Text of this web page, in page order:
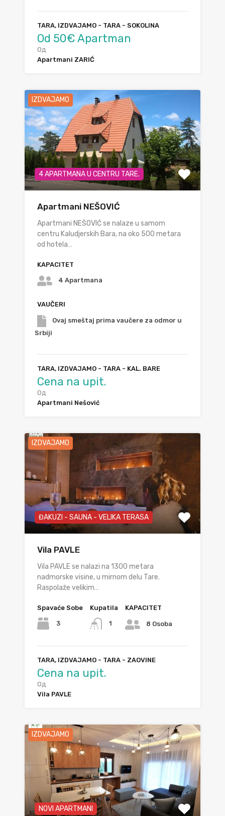
TARA, IZDVAJAMO - TARA - SOKOLINA
Od 50€ Apartman
Од
Apartmani ZARIĆ
IZDVAJAMO
4 APARTMANA U CENTRU TARE.
Apartmani NEŠOVIĆ
Apartmani NEŠOVIĆ se nalaze u samom
centru Kaludjerskih Bara, na oko 500 metara
od hotela…
KAPACITET
4 Apartmana
VAUČERI
Ovaj smeštaj prima vaučere za odmor u
Srbiji
TARA, IZDVAJAMO - TARA - KAL. BARE
Cena na upit.
Од
Apartmani Nešović
IZDVAJAMO
ĐAKUZI - SAUNA - VELIKA TERASA
Vila PAVLE
Vila PAVLE se nalazi na 1300 metara
nadmorske visine, u mirnom delu Tare.
Raspolaže velikim…
Spavaće Sobe
3
Kupatila
1
KAPACITET
8 Osoba
TARA, IZDVAJAMO - TARA - ZAOVINE
Cena na upit.
Од
Vila PAVLE
IZDVAJAMO
NOVI APARTMANI